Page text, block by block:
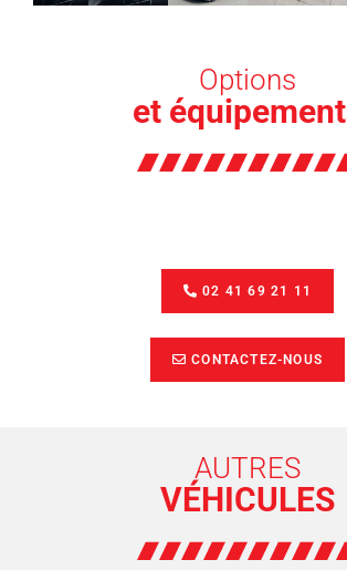
Options
et
02 41 69 21 11
CONTACTEZ-NOUS
AUTRES
VÉHICULES